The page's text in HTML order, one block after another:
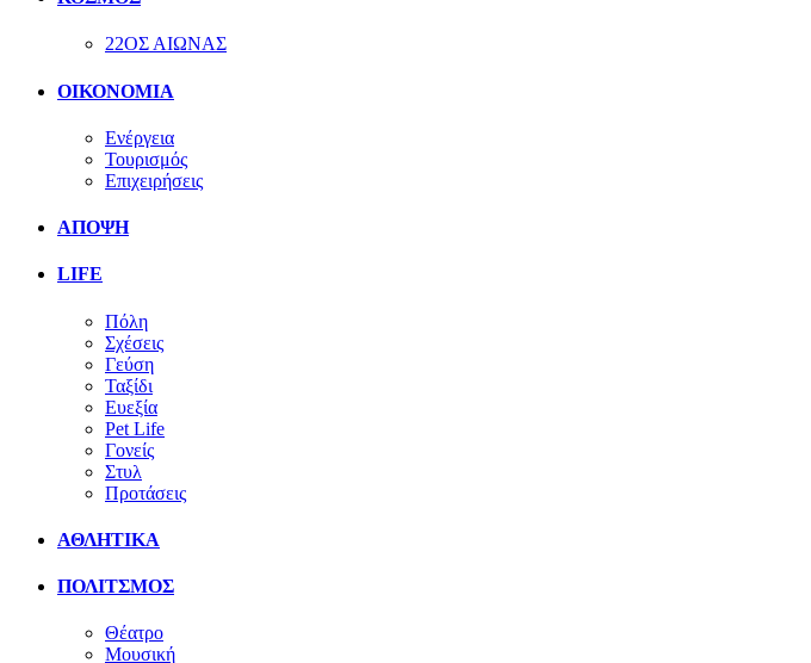
22ΟΣ ΑΙΩΝΑΣ
ΟΙΚΟΝΟΜΙΑ
Ενέργεια
Τουρισμός
Επιχειρήσεις
ΑΠΟΨΗ
LIFE
Πόλη
Σχέσεις
Γεύση
Ταξίδι
Ευεξία
Pet Life
Γονείς
Στυλ
Προτάσεις
ΑΘΛΗΤΙΚΑ
ΠΟΛΙΤΣΜΟΣ
Θέατρο
Μουσική